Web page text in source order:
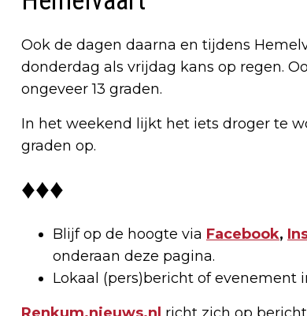
Ook de dagen daarna en tijdens
donderdag als vrijdag kans op regen.
ongeveer 13 graden.
In het weekend lijkt het iets droger te
graden op.
♦♦♦
Blijf op de hoogte via Facebook,
onderaan deze pagina.
Lokaal (pers)bericht of evenement